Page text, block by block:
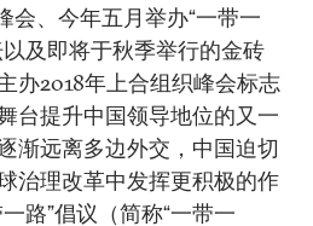
会、今年五月举办“一带一
及即将于秋季举行的金砖
办2018年上合组织峰会标志
台提升中国领导地位的又一
渐远离多边外交，中国迫切
治理改革中发挥更积极的作
路”倡议（简称“一带一